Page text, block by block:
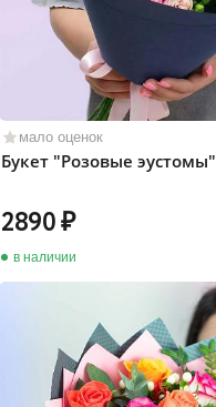
мало оценок
Букет "Розовые эустомы"
2890
в наличии